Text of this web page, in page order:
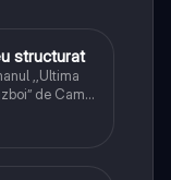
structurat
,,Ultima
de Camil